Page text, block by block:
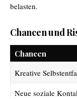
belasten.
Chancen und
Chancen
Kreative
Neue soziale